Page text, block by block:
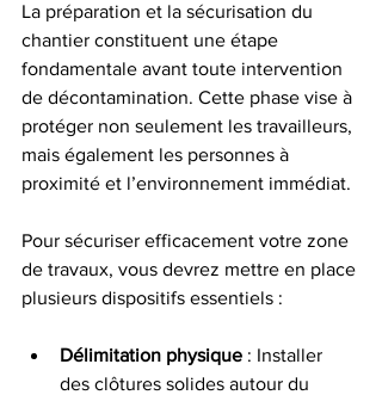
La préparation et la sécurisation du
chantier constituent une étape
fondamentale avant toute intervention
de décontamination. Cette phase vise à
protéger non seulement les travailleurs,
mais également les personnes à
proximité et l’environnement immédiat.
Pour sécuriser efficacement votre zone
de travaux, vous devrez mettre en place
plusieurs dispositifs essentiels :
Délimitation physique : Installer
des clôtures solides autour du